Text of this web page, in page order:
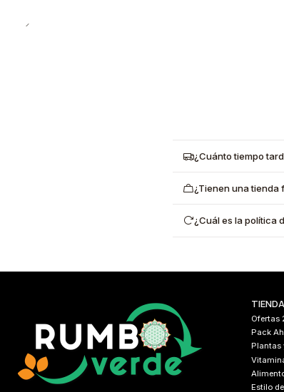
¿Cuánto tiempo
¿Tienen una tienda
¿Cuál es la política
TIENDA
Ofertas
Pack
Plantas
Estilo